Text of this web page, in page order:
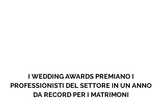
I WEDDING AWARDS PREMIANO I
PROFESSIONISTI DEL SETTORE IN UN ANNO
DA RECORD PER I MATRIMONI